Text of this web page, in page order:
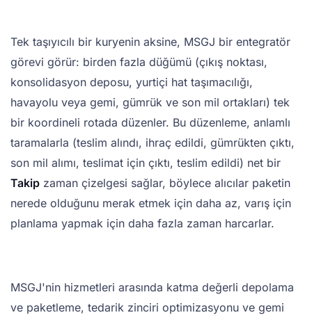
Tek taşıyıcılı bir kuryenin aksine, MSGJ bir entegratör
görevi görür: birden fazla düğümü (çıkış noktası,
konsolidasyon deposu, yurtiçi hat taşımacılığı,
havayolu veya gemi, gümrük ve son mil ortakları) tek
bir koordineli rotada düzenler. Bu düzenleme, anlamlı
taramalarla (teslim alındı, ihraç edildi, gümrükten çıktı,
son mil alımı, teslimat için çıktı, teslim edildi) net bir
Takip zaman çizelgesi sağlar, böylece alıcılar paketin
nerede olduğunu merak etmek için daha az, varış için
planlama yapmak için daha fazla zaman harcarlar.
MSGJ'nin hizmetleri arasında katma değerli depolama
ve paketleme, tedarik zinciri optimizasyonu ve gemi